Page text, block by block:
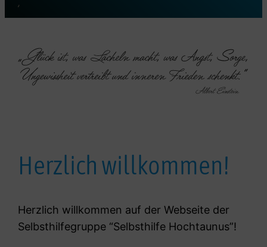
Herzlich willkommen!
Herzlich willkommen auf der Webseite der
Selbsthilfegruppe “Selbsthilfe Hochtaunus”!